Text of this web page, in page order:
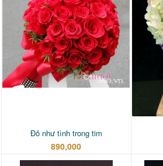
Đỏ như tình trong tim
890,000